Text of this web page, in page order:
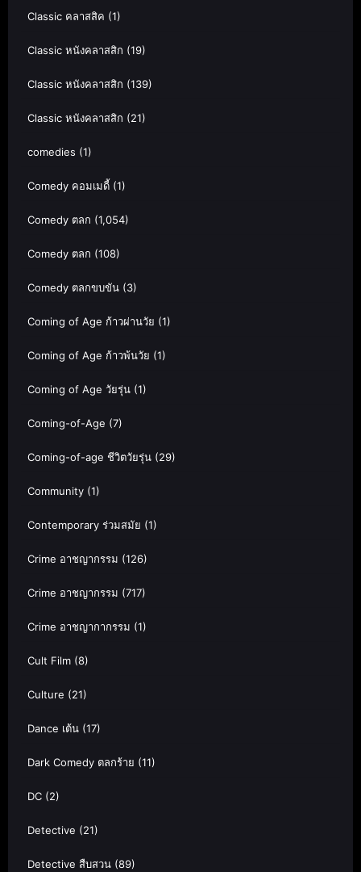
Classic คลาสสิค (1)
Classic หนังคลาสสิก (19)
Classic หนังคลาสสิก (139)
Classic หนังคลาสสิก (21)
comedies (1)
Comedy คอมเมดี้ (1)
Comedy ตลก (1,054)
Comedy ตลก (108)
Comedy ตลกขบขัน (3)
Coming of Age ก้าวผ่านวัย (1)
Coming of Age ก้าวพ้นวัย (1)
Coming of Age วัยรุ่น (1)
Coming-of-Age (7)
Coming-of-age ชีวิตวัยรุ่น (29)
Community (1)
Contemporary ร่วมสมัย (1)
Crime อาชญากรรม (126)
Crime อาชญากรรม (717)
Crime อาชญากากรรม (1)
Cult Film (8)
Culture (21)
Dance เต้น (17)
Dark Comedy ตลกร้าย (11)
DC (2)
Detective (21)
Detective สืบสวน (89)